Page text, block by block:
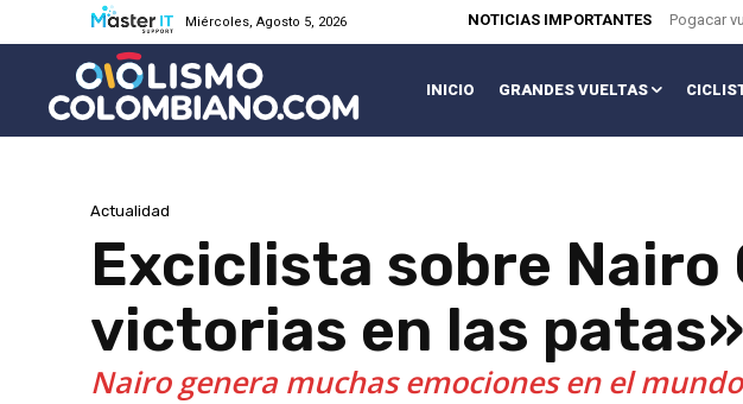
Miércoles, Agosto 5, 2026 NOTICIAS IMPORTANTES Pogacar
INICIO GRANDES VUELTAS
Actualidad
Exciclista sobre
victorias en las patas»
Nairo genera muchas emociones en el